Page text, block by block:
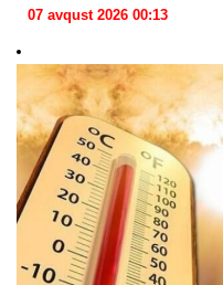
07 avqust 2026 00:13